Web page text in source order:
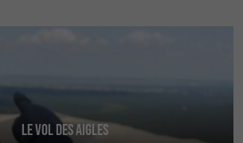
Le Vol des Aigles